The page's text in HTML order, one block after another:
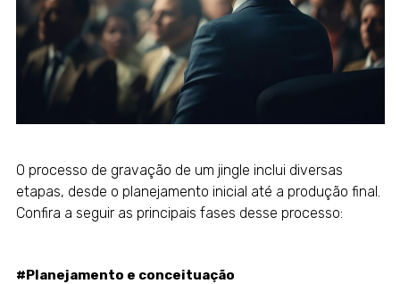
O processo de gravação de um jingle inclui diversas
etapas, desde o planejamento inicial até a produção final.
Confira a seguir as principais fases desse processo:
#Planejamento e conceituação